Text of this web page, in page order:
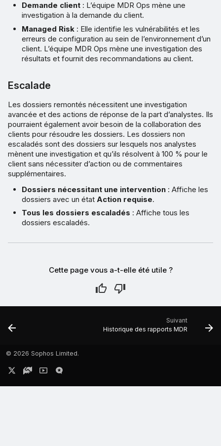
Demande client : L’équipe MDR Ops mène une
investigation à la demande du client.
Managed Risk : Elle identifie les vulnérabilités et les
erreurs de configuration au sein de l’environnement d’un
client. L’équipe MDR Ops mène une investigation des
résultats et fournit des recommandations au client.
Escalade
Les dossiers remontés nécessitent une investigation
avancée et des actions de réponse de la part d’analystes. Ils
pourraient également avoir besoin de la collaboration des
clients pour résoudre les dossiers. Les dossiers non
escaladés sont des dossiers sur lesquels nos analystes
mènent une investigation et qu’ils résolvent à 100 % pour le
client sans nécessiter d’action ou de commentaires
supplémentaires.
Dossiers nécessitant une intervention : Affiche les
dossiers avec un état Action requise.
Tous les dossiers escaladés : Affiche tous les
dossiers escaladés.
Cette page vous a-t-elle été utile ?
Suivant
Historique des rapports MDR
© 2026 Sophos Limited.